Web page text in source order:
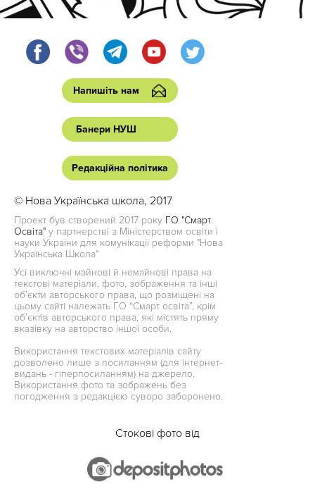
Напишіть нам
Банери НУШ
Редакційна політика
© Нова Українська школа, 2017
Проект був створений 2017 року ГО "Смарт
Освіта" у партнерстві з Міністерством освіти і
науки України для комунікації реформи "Нова
Українська Школа"
Усі виключні майнові й немайнові права на
текстові матеріали, фото, зображення та інші
об’єкти авторського права, що розміщені на
цьому сайті належать ГО “Смарт освіта”, крім
об’єктів авторського права, які містять пряму
вказівку на авторство іншої особи.
Використання текстових матеріалів сайту
дозволено лише з посиланням (для інтернет-
видань - гіперпосиланням) на джерело.
Використання фото та зображень без
погодження з редакцією суворо заборонено.
Стокові фото від